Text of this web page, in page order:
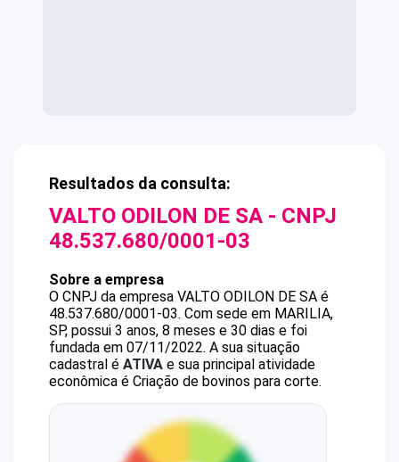
Resultados da consulta:
VALTO ODILON DE SA - CNPJ
48.537.680/0001-03
Sobre a empresa
O CNPJ da empresa VALTO ODILON DE SA é
48.537.680/0001-03. Com sede em MARILIA,
SP, possui 3 anos, 8 meses e 30 dias e foi
fundada em 07/11/2022. A sua situação
cadastral é ATIVA e sua principal atividade
econômica é Criação de bovinos para corte.